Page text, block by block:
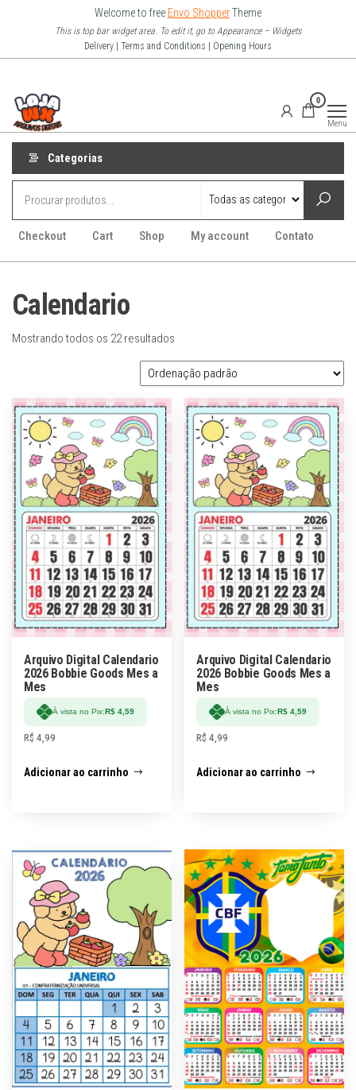
o
Welcome to free Envo ShopperTheme
This is top bar widget area. To edit it, go to Appearance – Widgets
Delivery | Terms and Conditions | Opening Hours
Arquivo
Digitais
0
Menu
Categorias
Checkout Cart Shop My account Contato
Calendario
Mostrando todos os 22 resultados
Arquivo Digital Calendario
2026 Bobbie Goods Mes a
Mes
À vista no Pix:R$ 4,59
R$ 4,99
Adicionar ao carrinho
Arquivo Digital Calendario
2026 Bobbie Goods Mes a
Mes
À vista no Pix:R$ 4,59
R$ 4,99
Adicionar ao carrinho